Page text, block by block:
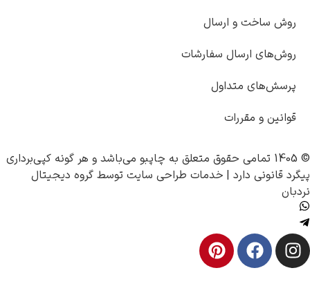
و ارسال
سفارشات
چاپبومی‌باشد و هر گونه کپی‌برداری
| خدمات طراحی سایتتوسط گروه دیجیتال